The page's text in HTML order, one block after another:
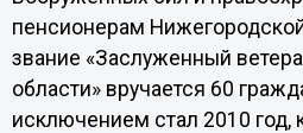
пенсионерам
звание «Заслуженный
области» вручается 60
исключением стал 2010 год,